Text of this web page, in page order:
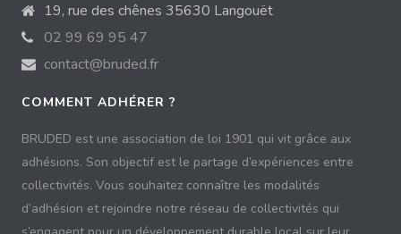
19, rue des chênes 35630 Langouët
02 99 69 95 47
contact@bruded.fr
COMMENT ADHÉRER ?
BRUDED est une association de loi 1901 qui vit grâce aux
adhésions. Son objectif est le partage d’expériences entre
collectivités. Vous souhaitez connaître les modalités
d’adhésion et rejoindre notre réseau de collectivités qui